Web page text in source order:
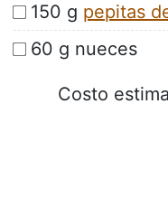
150 g pepitas
60 g nueces
Costo